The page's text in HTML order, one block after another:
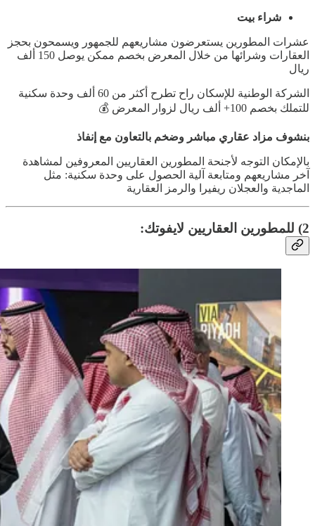
شراء بيت
عشرات المطورين يستعرضون مشاريعهم للجمهور ويسمحون بحجز
العقارات وشرائها من خلال المعرض بخصم ممكن يوصل 150 ألف
ريال
الشركة الوطنية للإسكان راح تطرح أكثر من 60 ألف وحدة سكنية
للتملك بخصم 100+ ألف ريال لزوار المعرض 💰
بنشوف مزاد عقاري مباشر وضخم بالتعاون مع إنفاذ
بالإمكان التوجه لأجنحة المطورين العقاريين المعروفين لمشاهدة
آخر مشاريعهم ومتابعة آلية الحصول على وحدة سكنية: مثل
الماجدية والعجلان ريفيرا والرمز العقارية
2) للمطورين العقاريين لايفوتك: